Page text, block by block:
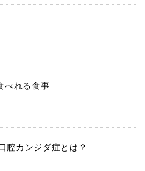
べれる食事
腔カンジダ症とは？